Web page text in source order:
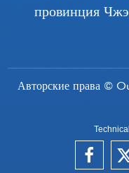
провинция
Авторские права ©